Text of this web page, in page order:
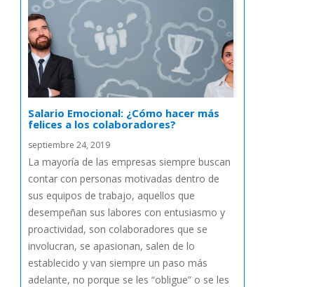
Salario Emocional: ¿Cómo hacer más
felices a los colaboradores?
septiembre 24, 2019
La mayoría de las empresas siempre buscan
contar con personas motivadas dentro de
sus equipos de trabajo, aquellos que
desempeñan sus labores con entusiasmo y
proactividad, son colaboradores que se
involucran, se apasionan, salen de lo
establecido y van siempre un paso más
adelante, no porque se les “obligue” o se les